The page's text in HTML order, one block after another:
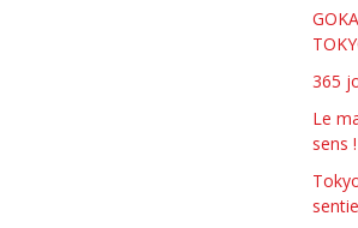
365
Le
sens !